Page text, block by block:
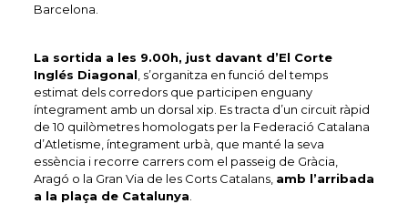
Barcelona.
La sortida a les 9.00h, just davant d’El Corte
Inglés Diagonal , s’organitza en funció del temps
estimat dels corredors que participen enguany
íntegrament amb un dorsal xip. Es tracta d’un circuit ràpid
de 10 quilòmetres homologats per la Federació Catalana
d’Atletisme, íntegrament urbà, que manté la seva
essència i recorre carrers com el passeig de Gràcia,
Aragó o la Gran Via de les Corts Catalans, amb l’arribada
a la plaça de Catalunya